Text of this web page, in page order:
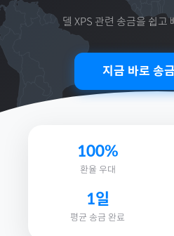
델 XPS 관련 송금을 쉽고
지금 바로 송
100%
환율 우대
1일
평균 송금 완료